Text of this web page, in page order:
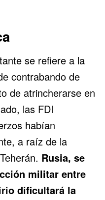
se refiere a la
contrabando de
de atrincherarse en
las FDI
habían
a raíz de la
Rusia, se
militar entre
dificultará la